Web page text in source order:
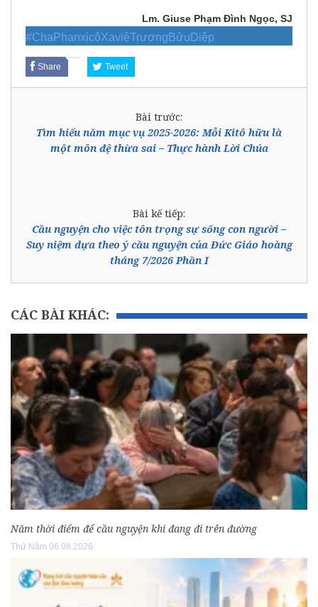
Lm. Giuse Phạm Đình Ngọc, SJ
#ChaPhanxicôXaviêTrươngBửuDiệp
Share Tweet
Bài trước:
Tìm hiểu năm mục vụ 2025-2026: Mỗi Kitô hữu là
một môn đệ thừa sai – Thực hành Lời Chúa
Bài kế tiếp:
Cầu nguyện cho việc tôn trọng sự sống con người –
Suy niệm dựa theo ý cầu nguyện của Đức Giáo hoàng
tháng 7/2026 Phần I
CÁC BÀI KHÁC:
Năm thời điểm để cầu nguyện khi đang đi trên đường
Thứ Năm 06.08.2026